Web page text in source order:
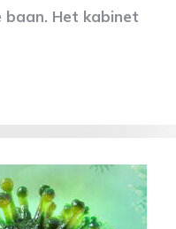
baan. Het kabinet